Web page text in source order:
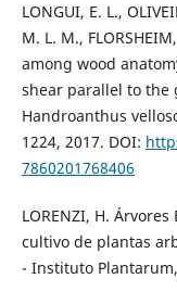
LONGUI, E. L.,
M. L. M.,
among wood
shear parallel to the
Handroanthus
1224, 2017. DOI:
7860201768406
LORENZI, H.
cultivo de plantas
- Instituto